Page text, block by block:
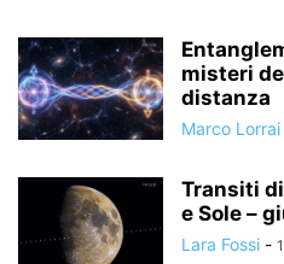
misteri
distanza
Marco Lorrai
Transiti
e Sole –
Lara Fossi -